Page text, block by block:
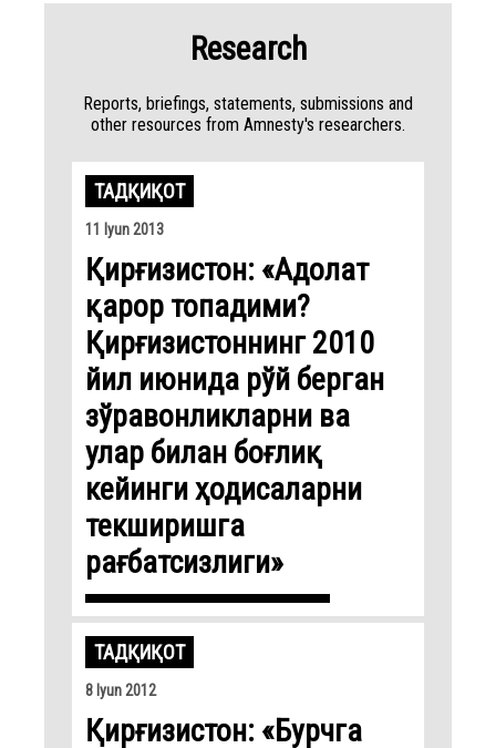
Research
Reports, briefings, statements, submissions and
other resources from Amnesty's researchers.
ТАДҚИҚОТ
11 Iyun 2013
Қирғизистон: «Адолат
қарор топадими?
Қирғизистоннинг 2010
йил июнида рўй берган
зўравонликларни ва
улар билан боғлиқ
кейинги ҳодисаларни
текширишга
рағбатсизлиги»
ТАДҚИҚОТ
8 Iyun 2012
Қирғизистон: «Бурчга